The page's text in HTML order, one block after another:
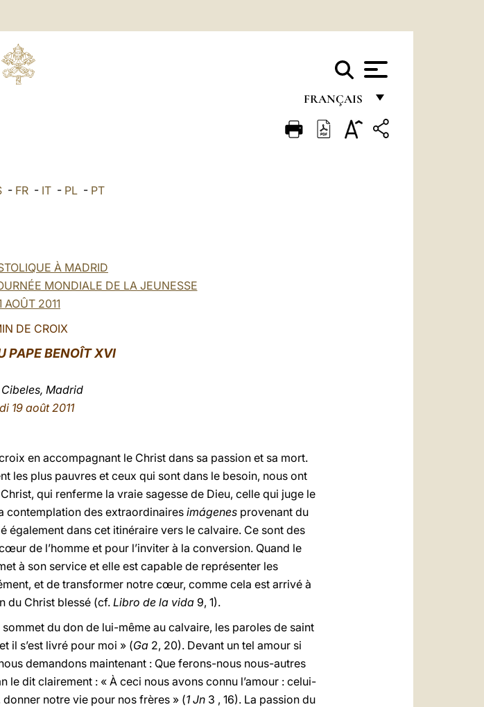
FRANÇAIS
FRANÇAIS
- FR - IT - PL - PT
À MADRID
MONDIALE DE LA JEUNESSE
AOÛT 2011
DE CROIX
PAPE BENOÎT XVI
Madrid
19 août 2011
en accompagnant le Christ dans sa passion et sa mort.
les plus pauvres et ceux qui sont dans le besoin, nous ont
qui renferme la vraie sagesse de Dieu, celle qui juge le
contemplation des extraordinaires imágenes provenant du
dans cet itinéraire vers le calvaire. Ce sont des
de l’homme et pour l’inviter à la conversion. Quand le
à son service et elle est capable de représenter les
et de transformer notre cœur, comme cela est arrivé à
du Christ blessé (cf. Libro de la vida 9, 1).
du don de lui-même au calvaire, les paroles de saint
il s’est livré pour moi » (Ga 2, 20). Devant un tel amour si
demandons maintenant : Que ferons-nous nous-autres
le dit clairement : « À ceci nous avons connu l’amour : celui-
notre vie pour nos frères » (1 Jn 3 , 16). La passion du